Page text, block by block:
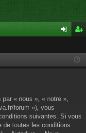
cri
« nous », « notre »,
forum »), vous
suivantes. Si vous
de toutes les conditions